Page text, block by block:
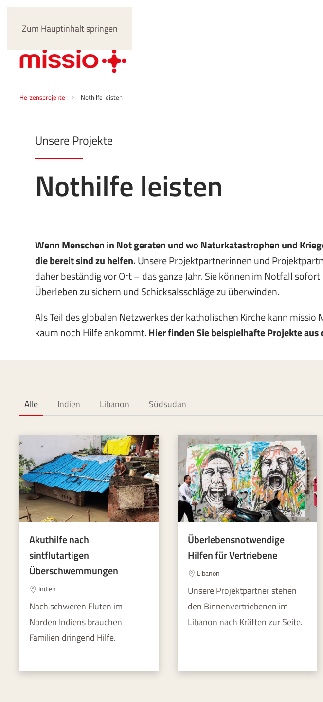
Zum Hauptinhalt springen
Herzensprojekte Nothilfe leisten
Unsere Projekte
Nothilfe leisten
Wenn Menschen in Not geraten und wo Naturkatastrophen und
die bereit sind zu helfen.Unsere Projektpartnerinnen und
daher beständig vor Ort – das ganze Jahr. Sie können im Notfall
Überleben zu sichern und Schicksalsschläge zu überwinden.
Als Teil des globalen Netzwerkes der katholischen Kirche kann
kaum noch Hilfe ankommt.Hier finden Sie beispielhafte Projekte
Alle Indien Libanon Südsudan
Akuthilfe nach
sintflutartigen
Überschwemmungen
Indien
Nach schweren Fluten im
Norden Indiens brauchen
Familien dringend Hilfe.
Überlebensnotwendige
Hilfen für Vertriebene
Libanon
Unsere Projektpartner stehen
den Binnenvertriebenen im
Libanon nach Kräften zur Seite.